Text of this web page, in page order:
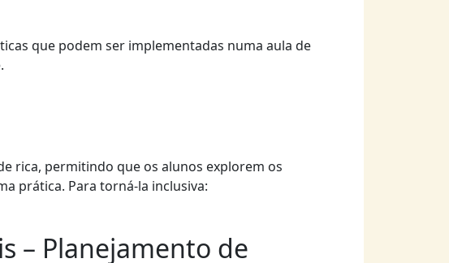
que podem ser implementadas numa aula de
rica, permitindo que os alunos explorem os
prática. Para torná-la inclusiva:
– Planejamento de